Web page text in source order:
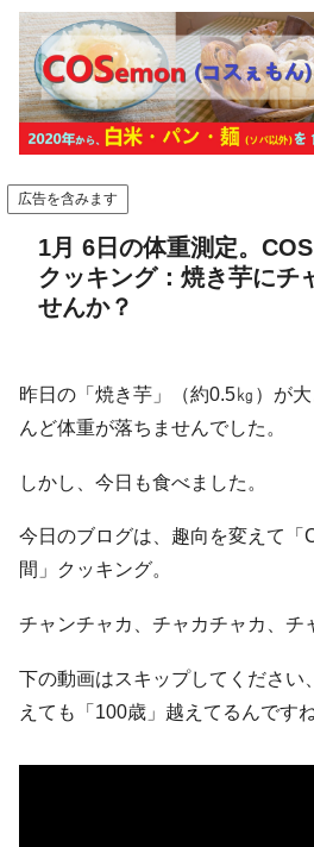
広告を含みます
1月 6日の体重測定。
クッキング：焼き芋にチ
せんか？
昨日の「焼き芋」（約0.5㎏）が
んど体重が落ちませんでした。
しかし、今日も食べました。
今日のブログは、趣向を変えて「
間」クッキング。
チャンチャカ、チャカチャカ、チ
下の動画はスキップしてください
えても「100歳」越えてるんですね